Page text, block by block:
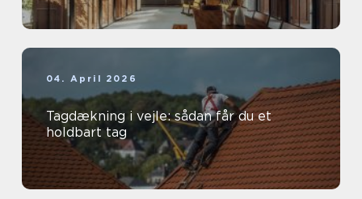
04. April 2026
Tagdækning i vejle: sådan får du et
holdbart tag